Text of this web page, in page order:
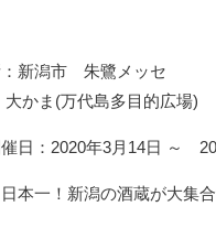
：新潟市 朱鷺メッセ
(万代島多目的広場)
日：2020年3月14日 ～
本一！新潟の酒蔵が大集